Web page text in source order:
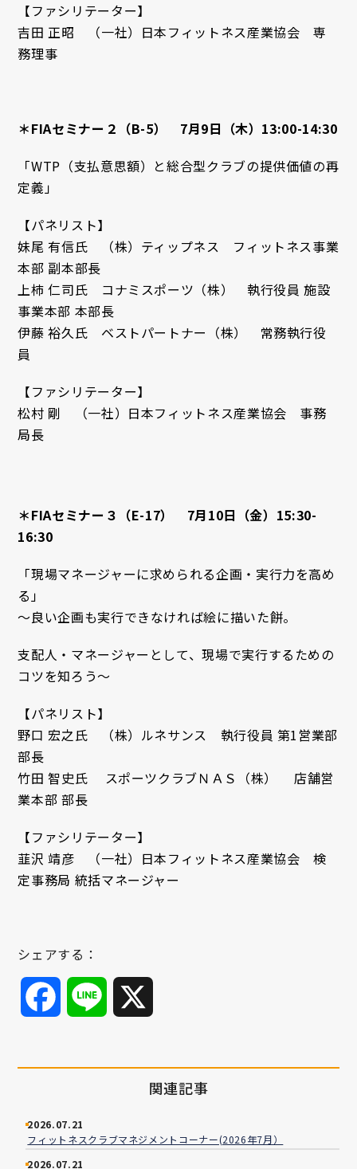
【ファシリテーター】
吉田 正昭 （一社）日本フィットネス産業協会 専
務理事
＊FIAセミナー２（B-5） 7月9日（木）13:00-14:30
「WTP（支払意思額）と総合型クラブの提供価値の再
定義」
【パネリスト】
妹尾 有信氏 （株）ティップネス フィットネス事業
本部 副本部長
上柿 仁司氏 コナミスポーツ（株） 執行役員 施設
事業本部 本部長
伊藤 裕久氏 ベストパートナー（株） 常務執行役
員
【ファシリテーター】
松村 剛 （一社）日本フィットネス産業協会 事務
局長
＊FIAセミナー３（E-17） 7月10日（金）15:30-
16:30
「現場マネージャーに求められる企画・実行力を高め
る」
〜良い企画も実行できなければ絵に描いた餅。
支配人・マネージャーとして、現場で実行するための
コツを知ろう〜
【パネリスト】
野口 宏之氏 （株）ルネサンス 執行役員 第1営業部
部長
竹田 智史氏 スポーツクラブＮＡＳ（株） 店舗営
業本部 部長
【ファシリテーター】
韮沢 靖彦 （一社）日本フィットネス産業協会 検
定事務局 統括マネージャー
シェアする：
Facebook Line
関連記事
2026.07.21
フィットネスクラブマネジメントコーナー(2026年7月）
2026.07.21